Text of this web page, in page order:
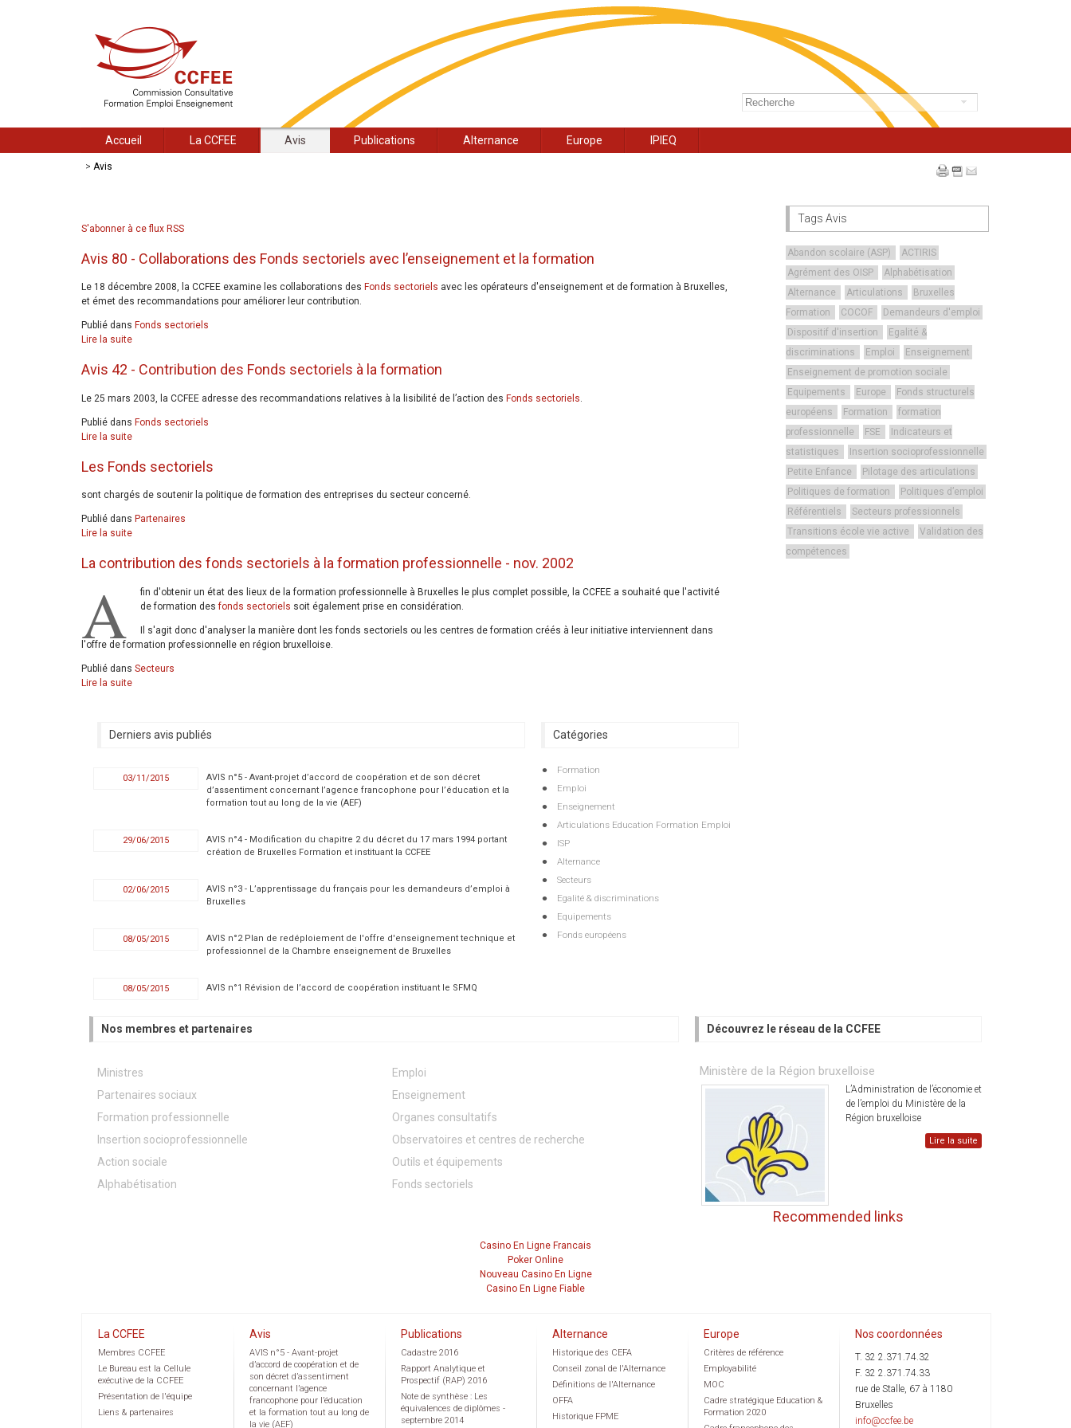
Accueil La CCFEE Avis Publications Alternance Europe IPIEQ
> Avis
S'abonner à ce flux RSS
Avis 80 - Collaborations des Fonds sectoriels avec l’enseignement et la formation
Le 18 décembre 2008, la CCFEE examine les collaborations des Fonds sectoriels avec les opérateurs d'enseignement et de formation à Bruxelles,
et émet des recommandations pour améliorer leur contribution.
Publié dans Fonds sectoriels
Lire la suite
Avis 42 - Contribution des Fonds sectoriels à la formation
Le 25 mars 2003, la CCFEE adresse des recommandations relatives à la lisibilité de l’action des Fonds sectoriels.
Publié dans Fonds sectoriels
Lire la suite
Les Fonds sectoriels
sont chargés de soutenir la politique de formation des entreprises du secteur concerné.
Publié dans Partenaires
Lire la suite
La contribution des fonds sectoriels à la formation professionnelle - nov. 2002
A
fin d'obtenir un état des lieux de la formation professionnelle à Bruxelles le plus complet possible, la CCFEE a souhaité que l'activité
de formation desfonds sectoriels soit également prise en considération.
Il s'agit donc d'analyser la manière dont les fonds sectoriels ou les centres de formation créés à leur initiative interviennent dans
l'offre de formation professionnelle en région bruxelloise.
Publié dans Secteurs
Lire la suite
Derniers avis publiés
03/11/2015
AVIS n°5 - Avant-projet d’accord de coopération et de son décret
d’assentiment concernant l’agence francophone pour l’éducation et la
formation tout au long de la vie (AEF)
29/06/2015
AVIS n°4 - Modification du chapitre 2 du décret du 17 mars 1994 portant
création de Bruxelles Formation et instituant la CCFEE
02/06/2015
AVIS n°3 - L’apprentissage du français pour les demandeurs d’emploi à
Bruxelles
08/05/2015
AVIS n°2 Plan de redéploiement de l'offre d'enseignement technique et
professionnel de la Chambre enseignement de Bruxelles
08/05/2015 AVIS n°1 Révision de l’accord de coopération instituant le SFMQ
Catégories
Formation
Emploi
Enseignement
Articulations Education Formation Emploi
ISP
Alternance
Secteurs
Egalité & discriminations
Equipements
Fonds européens
Tags Avis
Abandon scolaire (ASP)
ACTIRIS
Agrément des OISP
Alphabétisation
Alternance
Articulations
Bruxelles
Formation
COCOF
Demandeurs d'emploi
Dispositif d'insertion
Egalité &
discriminations
Emploi
Enseignement
Enseignement de promotion sociale
Equipements
Europe
Fonds structurels
européens
Formation
formation
professionnelle
FSE
Indicateurs et
statistiques
Insertion socioprofessionnelle
Petite Enfance
Pilotage des articulations
Politiques de formation
Politiques d’emploi
Référentiels
Secteurs professionnels
Transitions école vie active
Validation des
compétences
Nos membres et partenaires
Ministres
Partenaires sociaux
Formation professionnelle
Insertion socioprofessionnelle
Action sociale
Alphabétisation
Emploi
Enseignement
Organes consultatifs
Observatoires et centres de recherche
Outils et équipements
Fonds sectoriels
Découvrez le réseau de la CCFEE
Ministère de la Région bruxelloise
L’Administration de l’économie et
de l’emploi du Ministère de la
Région bruxelloise
Lire la suite
Recommended links
Casino En Ligne Francais
Poker Online
Nouveau Casino En Ligne
Casino En Ligne Fiable
La CCFEE
Membres CCFEE
Le Bureau est la Cellule
exécutive de la CCFEE
Présentation de l'équipe
Liens & partenaires
Avis
AVIS n°5 - Avant-projet
d’accord de coopération et de
son décret d’assentiment
concernant l’agence
francophone pour l’éducation
et la formation tout au long de
la vie (AEF)
Publications
Cadastre 2016
Rapport Analytique et
Prospectif (RAP) 2016
Note de synthèse : Les
équivalences de diplômes -
septembre 2014
Alternance
Historique des CEFA
Conseil zonal de l'Alternance
Définitions de l'Alternance
OFFA
Historique FPME
Europe
Critères de référence
Employabilité
MOC
Cadre stratégique Education &
Formation 2020
Nos coordonnées
T. 32 2.371.74.32
F. 32 2.371.74.33
rue de Stalle, 67 à 1180
Bruxelles
info@ccfee.be